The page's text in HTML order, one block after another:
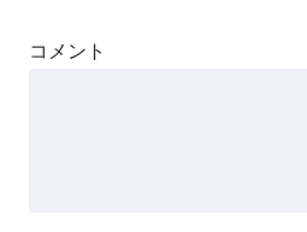
コメント